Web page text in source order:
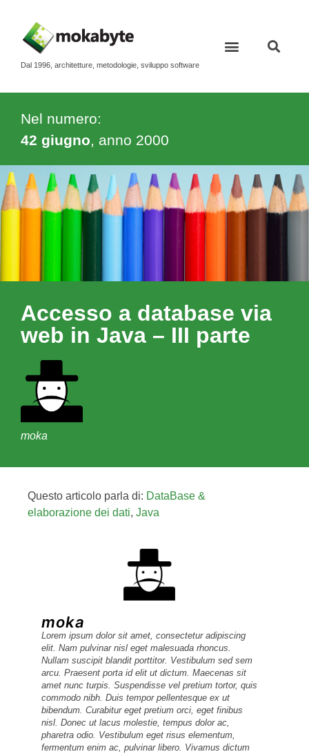
Dal 1996, architetture, metodologie, sviluppo software
Nel numero:
42 giugno, anno 2000
Accesso a database via
web in Java – III parte
moka
Questo articolo parla di: DataBase &
elaborazione dei dati, Java
moka
Lorem ipsum dolor sit amet, consectetur adipiscing
elit. Nam pulvinar nisl eget malesuada rhoncus.
Nullam suscipit blandit porttitor. Vestibulum sed sem
arcu. Praesent porta id elit ut dictum. Maecenas sit
amet nunc turpis. Suspendisse vel pretium tortor, quis
commodo nibh. Duis tempor pellentesque ex ut
bibendum. Curabitur eget pretium orci, eget finibus
nisl. Donec ut lacus molestie, tempus dolor ac,
pharetra odio. Vestibulum eget risus elementum,
fermentum enim ac, pulvinar libero. Vivamus dictum